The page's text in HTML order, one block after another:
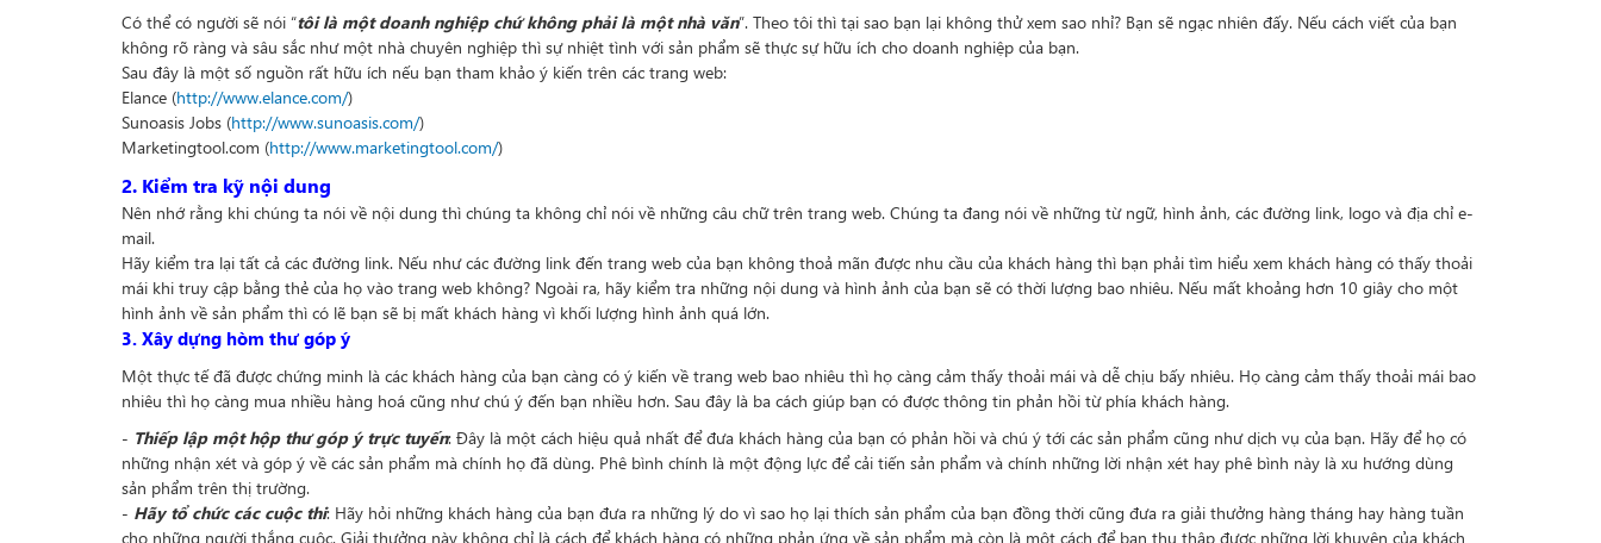
Có thể có người sẽ nói “tôi là một doanh nghiệp chứ không phải là một nhà văn”. Theo tôi thì tại sao bạn lại không thử xem sao nhỉ? Bạn sẽ ngạc nhiên đấy. Nếu cách viết của bạn
không rõ ràng và sâu sắc như một nhà chuyên nghiệp thì sự nhiệt tình với sản phẩm sẽ thực sự hữu ích cho doanh nghiệp của bạn.
Sau đây là một số nguồn rất hữu ích nếu bạn tham khảo ý kiến trên các trang web:
Elance (http://www.elance.com/)
Sunoasis Jobs (http://www.sunoasis.com/)
Marketingtool.com (http://www.marketingtool.com/)
2. Kiểm tra kỹ nội dung
Nên nhớ rằng khi chúng ta nói về nội dung thì chúng ta không chỉ nói về những câu chữ trên trang web. Chúng ta đang nói về những từ ngữ, hình ảnh, các đường link, logo và địa chỉ e-
mail.
Hãy kiểm tra lại tất cả các đường link. Nếu như các đường link đến trang web của bạn không thoả mãn được nhu cầu của khách hàng thì bạn phải tìm hiểu xem khách hàng có thấy thoải
mái khi truy cập bằng thẻ của họ vào trang web không? Ngoài ra, hãy kiểm tra những nội dung và hình ảnh của bạn sẽ có thời lượng bao nhiêu. Nếu mất khoảng hơn 10 giây cho một
hình ảnh về sản phẩm thì có lẽ bạn sẽ bị mất khách hàng vì khối lượng hình ảnh quá lớn.
3. Xây dựng hòm thư góp ý
Một thực tế đã được chứng minh là các khách hàng của bạn càng có ý kiến về trang web bao nhiêu thì họ càng cảm thấy thoải mái và dễ chịu bấy nhiêu. Họ càng cảm thấy thoải mái bao
nhiêu thì họ càng mua nhiều hàng hoá cũng như chú ý đến bạn nhiều hơn. Sau đây là ba cách giúp bạn có được thông tin phản hồi từ phía khách hàng.
- Thiếp lập một hộp thư góp ý trực tuyến: Đây là một cách hiệu quả nhất để đưa khách hàng của bạn có phản hồi và chú ý tới các sản phẩm cũng như dịch vụ của bạn. Hãy để họ có
những nhận xét và góp ý về các sản phẩm mà chính họ đã dùng. Phê bình chính là một động lực để cải tiến sản phẩm và chính những lời nhận xét hay phê bình này là xu hướng dùng
sản phẩm trên thị trường.
- Hãy tổ chức các cuộc thi: Hãy hỏi những khách hàng của bạn đưa ra những lý do vì sao họ lại thích sản phẩm của bạn đồng thời cũng đưa ra giải thưởng hàng tháng hay hàng tuần
cho những người thắng cuộc. Giải thưởng này không chỉ là cách để khách hàng có những phản ứng về sản phẩm mà còn là một cách để bạn thu thập được những lời khuyên của khách